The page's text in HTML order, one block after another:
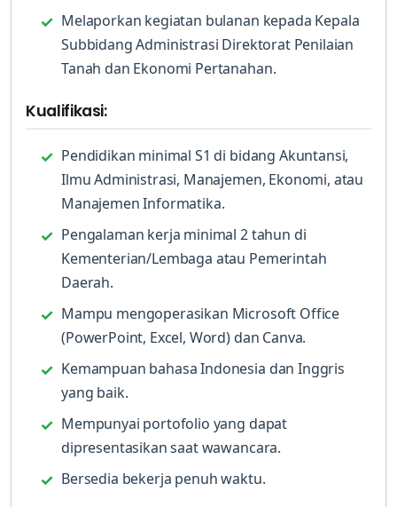
Melaporkan kegiatan bulanan kepada Kepala
Subbidang Administrasi Direktorat Penilaian
Tanah dan Ekonomi Pertanahan.
Kualifikasi:
Pendidikan minimal S1 di bidang Akuntansi,
Ilmu Administrasi, Manajemen, Ekonomi, atau
Manajemen Informatika.
Pengalaman kerja minimal 2 tahun di
Kementerian/Lembaga atau Pemerintah
Daerah.
Mampu mengoperasikan Microsoft Office
(PowerPoint, Excel, Word) dan Canva.
Kemampuan bahasa Indonesia dan Inggris
yang baik.
Mempunyai portofolio yang dapat
dipresentasikan saat wawancara.
Bersedia bekerja penuh waktu.